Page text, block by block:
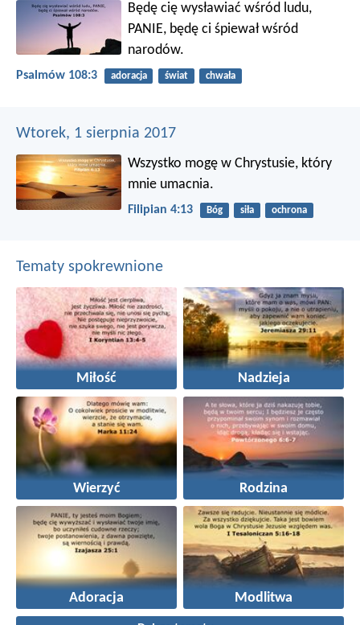
Będę cię wysławiać wśród ludu,
PANIE, będę ci śpiewał wśród
narodów.
Psalmów 108:3 adoracja świat chwała
Wtorek, 1 sierpnia 2017
Wszystko mogę w Chrystusie, który
mnie umacnia.
Filipian 4:13 Bóg siła ochrona
Tematy spokrewnione
Miłość Nadzieja
Wierzyć Rodzina
Adoracja Modlitwa